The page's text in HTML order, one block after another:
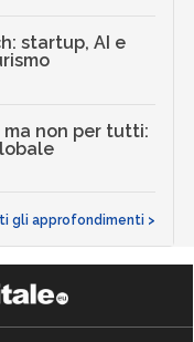
startup, AI e
ma non per tutti:
gli approfondimenti >